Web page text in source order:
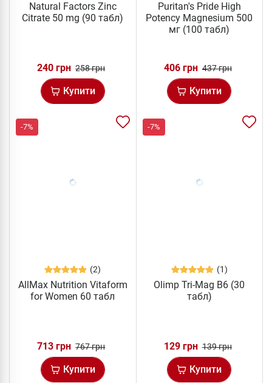
Natural Factors Zinc
Citrate 50 mg (90 табл)
240 грн 258 грн
Купити
Puritan's Pride High
Potency Magnesium 500
мг (100 табл)
406 грн 437 грн
Купити
-7%
(2)
AllMax Nutrition Vitaform
for Women 60 табл
713 грн 767 грн
Купити
-7%
(1)
Olimp Tri-Mag B6 (30
табл)
129 грн 139 грн
Купити